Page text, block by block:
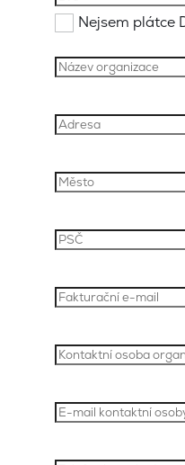
Nejsem plátce